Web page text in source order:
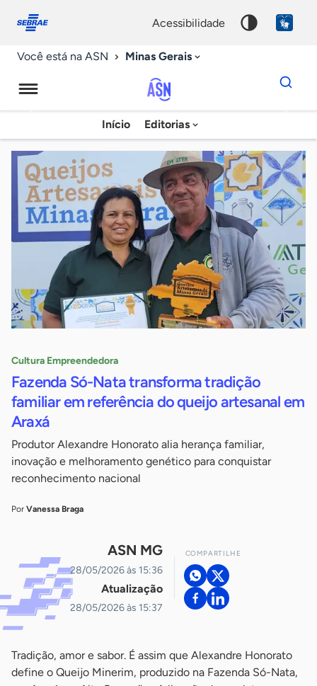
conosco
acessibilidade
Você está na ASN Minas Gerais
Agência
Sebrae
de
Notícias
Início Editorias
Dados
para
chave
Cultura Empreendedora
Fazenda Só-Nata transforma tradição
familiar em referência do queijo artesanal em
Araxá
Produtor Alexandre Honorato alia herança familiar,
inovação e melhoramento genético para conquistar
reconhecimento nacional
Por Vanessa Braga
ASN MG
28/05/2026 às 15:36
Atualização
28/05/2026 às 15:37
COMPARTILHE
Tradição, amor e sabor. É assim que Alexandre Honorato
define o Queijo Minerim, produzido na Fazenda Só-Nata,